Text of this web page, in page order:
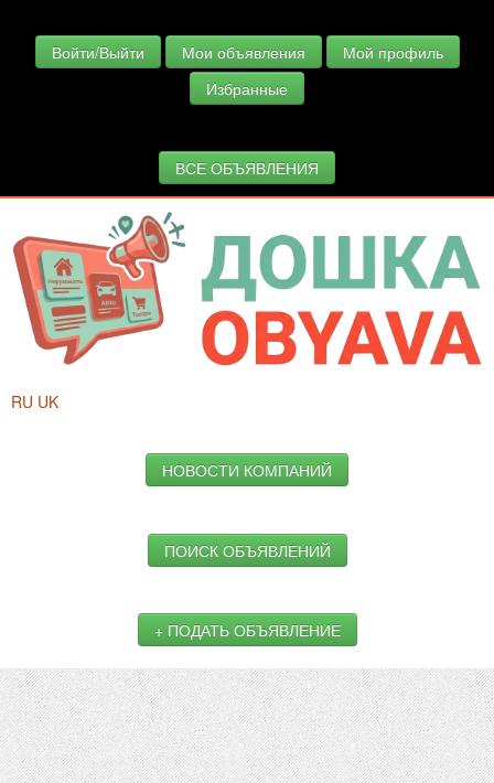
Войти/Выйти Мои объявления
Мой профиль
Избранные
ВСЕ ОБЪЯВЛЕНИЯ
RU UK
НОВОСТИ КОМПАНИЙ
ПОИСК ОБЪЯВЛЕНИЙ
+ ПОДАТЬ ОБЪЯВЛЕНИЕ